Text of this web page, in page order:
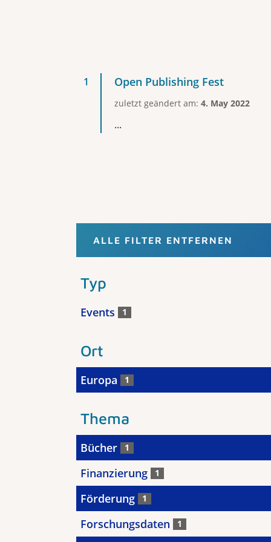
Open Publishing Fest
zuletzt geändert am: 4. May 2022
...
ALLE FILTER ENTFERNEN
Typ
Events 1
Ort
Europa 1
Thema
Bücher 1
Finanzierung 1
Förderung 1
Forschungsdaten 1